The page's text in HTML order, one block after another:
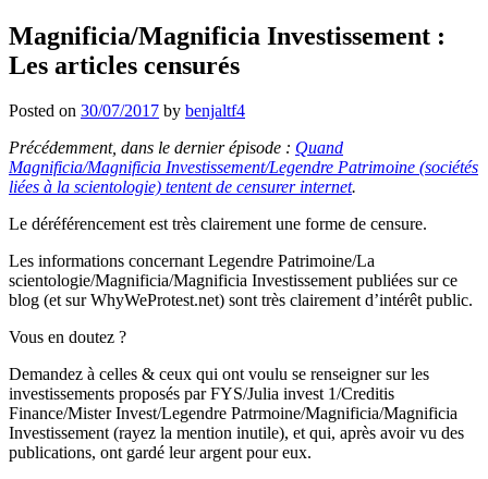
Magnificia/Magnificia Investissement :
Les articles censurés
Posted on 30/07/2017 by benjaltf4
Précédemment, dans le dernier épisode : Quand
Magnificia/Magnificia Investissement/Legendre Patrimoine (sociétés
liées à la scientologie) tentent de censurer internet.
Le déréférencement est très clairement une forme de censure.
Les informations concernant Legendre Patrimoine/La
scientologie/Magnificia/Magnificia Investissement publiées sur ce
blog (et sur WhyWeProtest.net) sont très clairement d’intérêt public.
Vous en doutez ?
Demandez à celles & ceux qui ont voulu se renseigner sur les
investissements proposés par FYS/Julia invest 1/Creditis
Finance/Mister Invest/Legendre Patrmoine/Magnificia/Magnificia
Investissement (rayez la mention inutile), et qui, après avoir vu des
publications, ont gardé leur argent pour eux.